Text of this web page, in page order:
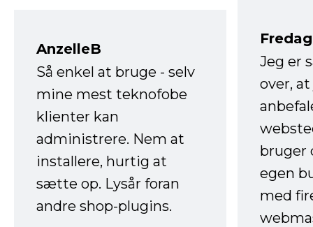
AnzelleB
Så enkel at bruge - selv
mine mest teknofobe
klienter kan
administrere. Nem at
installere, hurtig at
sætte op. Lysår foran
andre shop-plugins.
Jeg er
over,
bruger
egen
med